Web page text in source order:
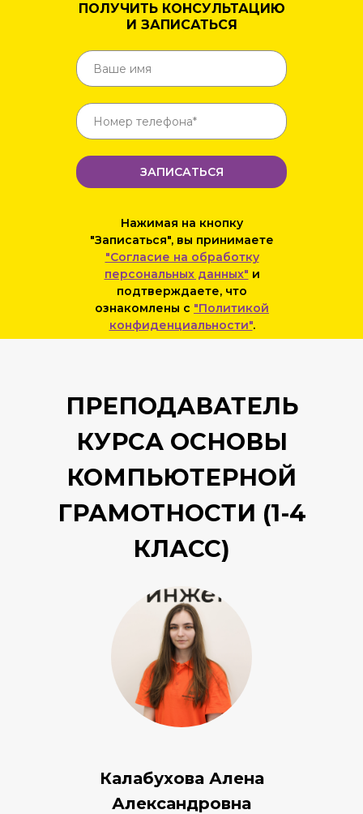
ПОЛУЧИТЬ КОНСУЛЬТАЦИЮ
И ЗАПИСАТЬСЯ
Нажимая на кнопку
"Записаться", вы принимаете
"Согласие на обработку
персональных данных" и
подтверждаете, что
ознакомлены с "Политикой
конфиденциальности".
ЗАПИСАТЬСЯ
ПРЕПОДАВАТЕЛЬ
КУРСА ОСНОВЫ
КОМПЬЮТЕРНОЙ
ГРАМОТНОСТИ (1-4
КЛАСС)
Калабухова Алена
Александровна